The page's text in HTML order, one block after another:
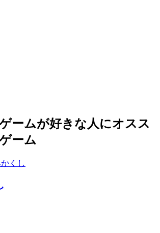
ームが好きな人にオスス
ーム